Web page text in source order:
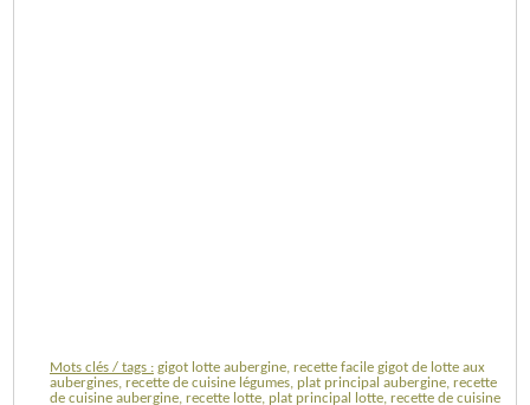
Mots clés / tags : gigot lotte aubergine, recette facile gigot de lotte aux
aubergines, recette de cuisine légumes, plat principal aubergine, recette
de cuisine aubergine, recette lotte, plat principal lotte, recette de cuisine